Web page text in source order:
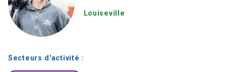
Louiseville
Secteurs d'activité :